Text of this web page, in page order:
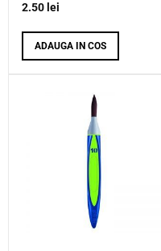
2.50 lei
ADAUGA IN COS